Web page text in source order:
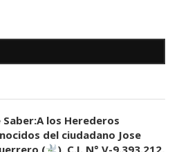
del...
Saber:A los Herederos
del ciudadano Jose
(
), C.I. N° V-9.393.212,